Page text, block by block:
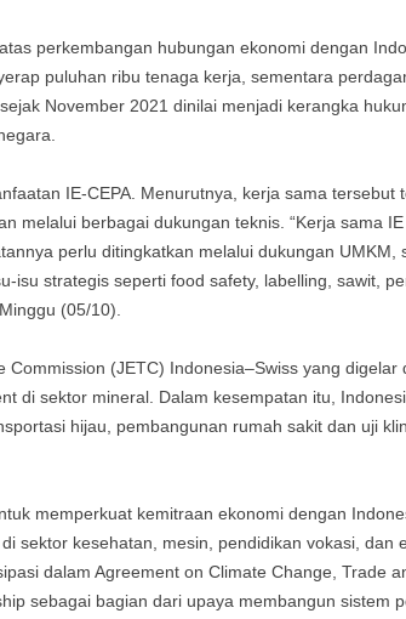
perkembangan hubungan ekonomi dengan
puluhan ribu tenaga kerja, sementara
November 2021 dinilai menjadi kerangka
IE-CEPA. Menurutnya, kerja sama tersebut
melalui berbagai dukungan teknis. “Kerja sama IE
perlu ditingkatkan melalui dukungan UMKM,
isu strategis seperti food safety, labelling, sawit,
(05/10).
(JETC) Indonesia–Swiss yang digelar
di sektor mineral. Dalam kesempatan itu,
hijau, pembangunan rumah sakit dan uji
memperkuat kemitraan ekonomi dengan
sektor kesehatan, mesin, pendidikan vokasi, dan
dalam Agreement on Climate Change, Trade
sebagai bagian dari upaya membangun sistem